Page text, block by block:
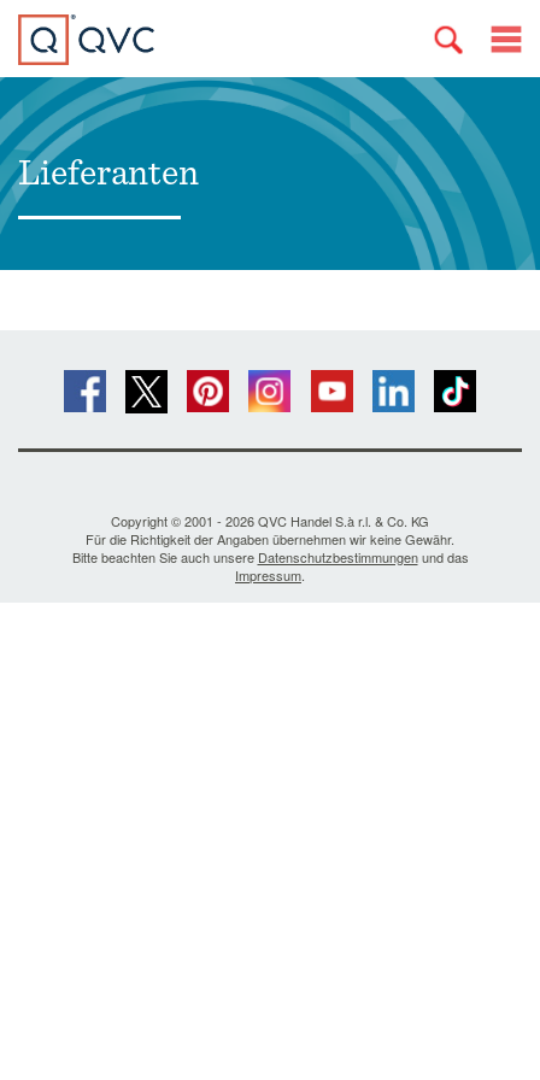
Lieferanten
Copyright © 2001 - 2026 QVC Handel S.à r.l. & Co. KG
Für die Richtigkeit der Angaben übernehmen wir keine Gewähr.
Bitte beachten Sie auch unsere Datenschutzbestimmungenund das
Impressum.